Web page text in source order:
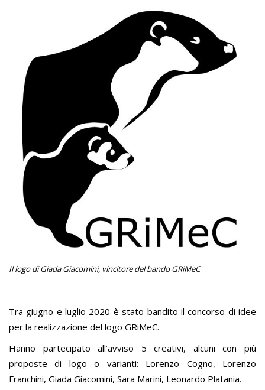
Il logo di Giada Giacomini, vincitore del bando GRiMeC
Tra giugno e luglio 2020 è stato bandito il concorso di idee
per la realizzazione del logo GRiMeC.
Hanno partecipato all’avviso 5 creativi, alcuni con più
proposte di logo o varianti: Lorenzo Cogno, Lorenzo
Franchini, Giada Giacomini, Sara Marini, Leonardo Platania.